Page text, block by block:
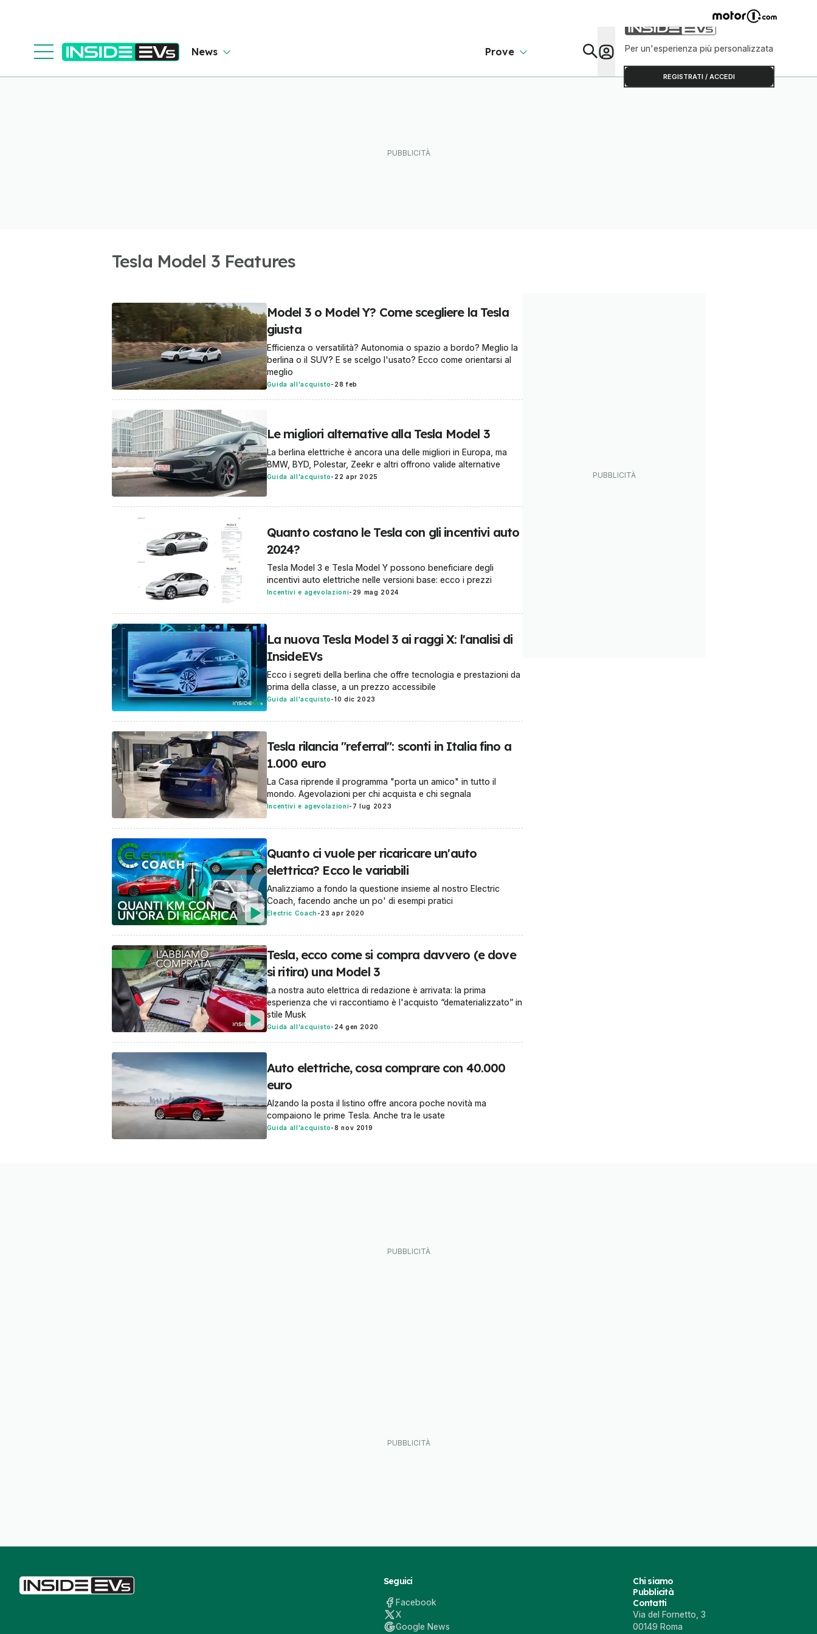
News Prove Per un'esperienza più personalizzata
REGISTRATI / ACCEDI
Tesla Model 3 Features
Model 3 o Model Y? Come scegliere la Tesla
giusta
Efficienza o versatilità? Autonomia o spazio a bordo? Meglio la
berlina o il SUV? E se scelgo l'usato? Ecco come orientarsi al
meglio
Guida all'acquisto- 28 feb
Le migliori alternative alla Tesla Model 3
La berlina elettriche è ancora una delle migliori in Europa, ma
BMW, BYD, Polestar, Zeekr e altri offrono valide alternative
Guida all'acquisto- 22 apr 2025
Quanto costano le Tesla con gli incentivi auto
2024?
Tesla Model 3 e Tesla Model Y possono beneficiare degli
incentivi auto elettriche nelle versioni base: ecco i prezzi
Incentivi e agevolazioni- 29 mag 2024
La nuova Tesla Model 3 ai raggi X: l'analisi di
InsideEVs
Ecco i segreti della berlina che offre tecnologia e prestazioni da
prima della classe, a un prezzo accessibile
Guida all'acquisto-10 dic 2023
Tesla rilancia "referral": sconti in Italia fino a
1.000 euro
La Casa riprende il programma "porta un amico" in tutto il
mondo. Agevolazioni per chi acquista e chi segnala
Incentivi e agevolazioni- 7 lug 2023
Quanto ci vuole per ricaricare un'auto
elettrica? Ecco le variabili
Analizziamo a fondo la questione insieme al nostro Electric
Coach, facendo anche un po' di esempi pratici
Electric Coach -23 apr 2020
Tesla, ecco come si compra davvero (e dove
si ritira) una Model 3
La nostra auto elettrica di redazione è arrivata: la prima
esperienza che vi raccontiamo è l'acquisto “dematerializzato” in
stile Musk
Guida all'acquisto- 24 gen 2020
Auto elettriche, cosa comprare con 40.000
euro
Alzando la posta il listino offre ancora poche novità ma
compaiono le prime Tesla. Anche tra le usate
Guida all'acquisto-8 nov 2019
Seguici
Facebook
X
Google News
Chi siamo
Pubblicità
Contatti
Via del Fornetto, 3
00149 Roma